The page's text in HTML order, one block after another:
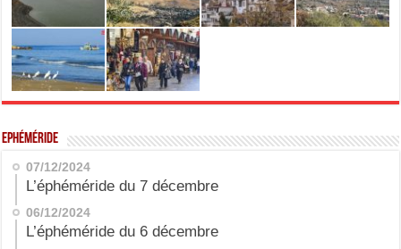
Ephéméride
07/12/2024
L’éphéméride du 7 décembre
06/12/2024
L’éphéméride du 6 décembre